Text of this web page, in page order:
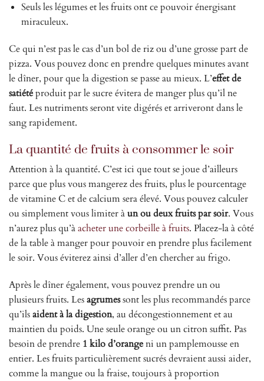
Seuls les légumes et les fruits ont ce pouvoir énergisant
miraculeux.
Ce qui n’est pas le cas d’un bol de riz ou d’une grosse part de
pizza. Vous pouvez donc en prendre quelques minutes avant
le dîner, pour que la digestion se passe au mieux. L’effet de
satiétéproduit par le sucre évitera de manger plus qu’il ne
faut. Les nutriments seront vite digérés et arriveront dans le
sang rapidement.
La quantité de fruits à consommer le soir
Attention à la quantité. C’est ici que tout se joue d’ailleurs
parce que plus vous mangerez des fruits, plus le pourcentage
de vitamine C et de calcium sera élevé. Vous pouvez calculer
ou simplement vous limiter àun ou deux fruits par soir. Vous
n’aurez plus qu’àacheter une corbeille à fruits. Placez-la à côté
de la table à manger pour pouvoir en prendre plus facilement
le soir. Vous éviterez ainsi d’aller d’en chercher au frigo.
Après le dîner également, vous pouvez prendre un ou
plusieurs fruits. Lesagrumessont les plus recommandés parce
qu’ilsaident à la digestion, au décongestionnement et au
maintien du poids. Une seule orange ou un citron suffit. Pas
besoin de prendre 1 kilo d’orangeni un pamplemousse en
entier. Les fruits particulièrement sucrés devraient aussi aider,
comme la mangue ou la fraise, toujours à proportion